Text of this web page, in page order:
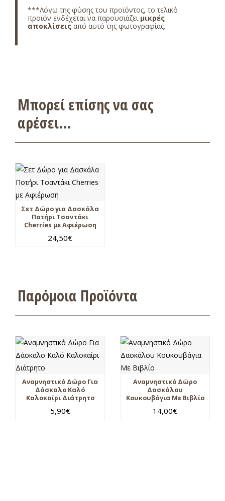
***Λόγω της φύσης του προϊόντος, το τελικό
προϊόν ενδέχεται να παρουσιάζει μικρές
αποκλίσειςαπό αυτό της φωτογραφίας.
Μπορεί επίσης να σας
αρέσει…
Σετ Δώρο για Δασκάλα
Ποτήρι Τσαντάκι
Cherries με Αφιέρωση
24,50€
Παρόμοια Προϊόντα
Αναμνηστικό Δώρο Για
Δάσκαλο Καλό
Καλοκαίρι Διάτρητο
5,90€
Αναμνηστικό Δώρο
Δασκάλου
Κουκουβάγια Με Βιβλίο
14,00€